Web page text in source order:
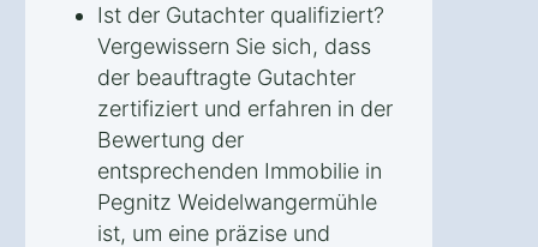
Ist der Gutachter qualifiziert?
Vergewissern Sie sich, dass
der beauftragte Gutachter
zertifiziert und erfahren in der
Bewertung der
entsprechenden Immobilie in
Pegnitz Weidelwangermühle
ist, um eine präzise und